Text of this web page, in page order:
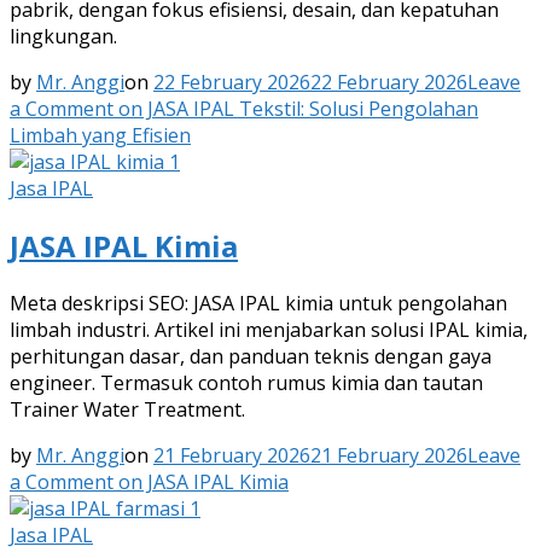
pabrik, dengan fokus efisiensi, desain, dan kepatuhan
lingkungan.
by Mr. Anggion 22 February 202622 February 2026Leave
a Commenton JASA IPAL Tekstil: Solusi Pengolahan
Limbah yang Efisien
Jasa IPAL
JASA IPAL Kimia
Meta deskripsi SEO: JASA IPAL kimia untuk pengolahan
limbah industri. Artikel ini menjabarkan solusi IPAL kimia,
perhitungan dasar, dan panduan teknis dengan gaya
engineer. Termasuk contoh rumus kimia dan tautan
Trainer Water Treatment.
by Mr. Anggion 21 February 202621 February 2026Leave
a Commenton JASA IPAL Kimia
Jasa IPAL